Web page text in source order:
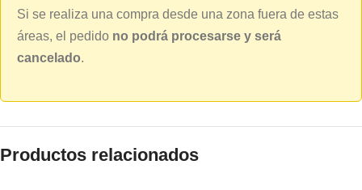
Si se realiza una compra desde una zona fuera de estas
áreas, el pedido no podrá procesarse y será
cancelado.
Productos relacionados